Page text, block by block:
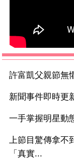
許富凱父親節無
新聞事件即時更
一手掌握明星動
上節目驚傳拿
「真實...